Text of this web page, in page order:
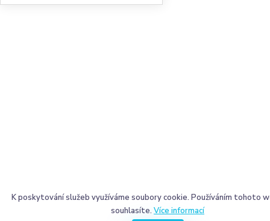
K poskytování služeb využíváme soubory cookie. Používáním tohoto
souhlasíte. Více informací